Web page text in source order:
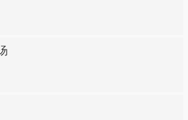
1条，粳米100克。鲫鱼去鱗甲及内
加入盐或白糖调味。